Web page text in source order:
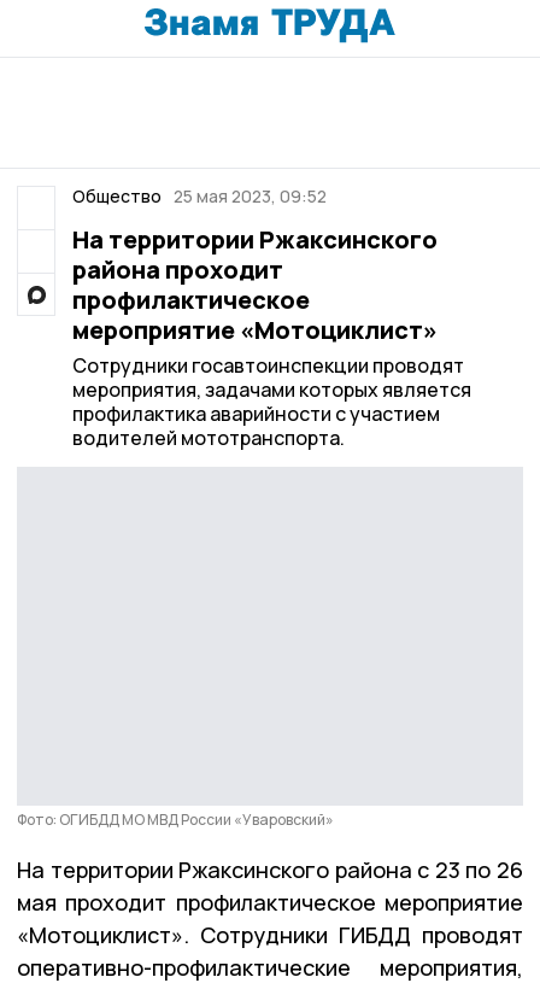
Общество 25 мая 2023, 09:52
На территории Ржаксинского
района проходит
профилактическое
мероприятие «Мотоциклист»
Сотрудники госавтоинспекции проводят
мероприятия, задачами которых является
профилактика аварийности с участием
водителей мототранспорта.
Фото: ОГИБДД МО МВД России «Уваровский»
На территории Ржаксинского района с 23 по 26
мая проходит профилактическое мероприятие
«Мотоциклист». Сотрудники ГИБДД проводят
оперативно-профилактические мероприятия,